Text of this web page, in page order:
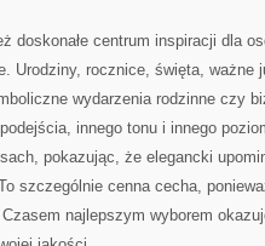
doskonałe centrum inspiracji dla
Urodziny, rocznice, święta, ważne
wydarzenia rodzinne czy
innego tonu i innego
pokazując, że elegancki
szczególnie cenna cecha,
najlepszym wyborem